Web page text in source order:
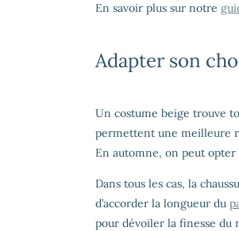
En savoir plus sur notre
Adapter son
Un costume beige trouve
permettent une meilleure
En automne, on peut
Dans tous les cas, la
d’accorder la longueur du
pour dévoiler la finesse du